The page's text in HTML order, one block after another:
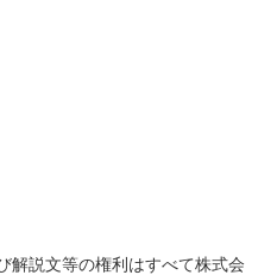
解説文等の権利はすべて株式会